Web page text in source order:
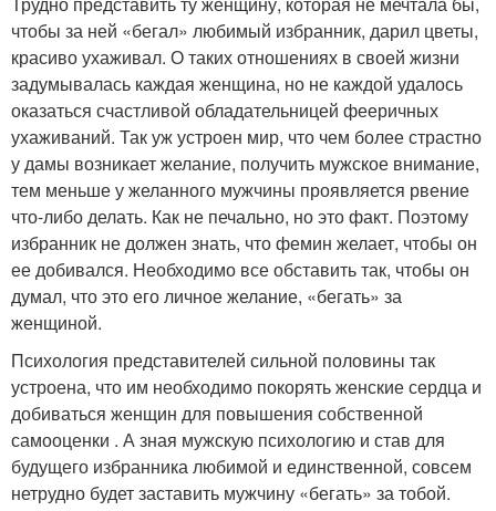
чтобы за ней «бегал» любимый избранник, дарил цветы,
красиво ухаживал. О таких отношениях в своей жизни
задумывалась каждая женщина, но не каждой удалось
оказаться счастливой обладательницей фееричных
ухаживаний. Так уж устроен мир, что чем более страстно
у дамы возникает желание, получить мужское внимание,
тем меньше у желанного мужчины проявляется рвение
что-либо делать. Как не печально, но это факт. Поэтому
избранник не должен знать, что фемин желает, чтобы он
ее добивался. Необходимо все обставить так, чтобы он
думал, что это его личное желание, «бегать» за
женщиной.
Психология представителей сильной половины так
устроена, что им необходимо покорять женские сердца и
добиваться женщин для повышения собственной
самооценки . А зная мужскую психологию и став для
будущего избранника любимой и единственной, совсем
нетрудно будет заставить мужчину «бегать» за тобой.